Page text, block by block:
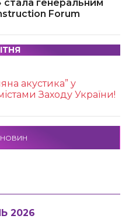
стала генеральним
Forum
акустика” у
Заходу України!
НОВИН
2026